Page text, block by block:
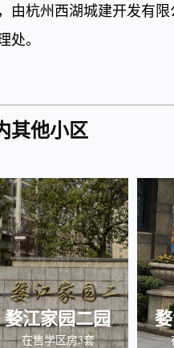
由杭州西湖城建开发有
处。
其他小区
婺江家园二园
在售学区房3套